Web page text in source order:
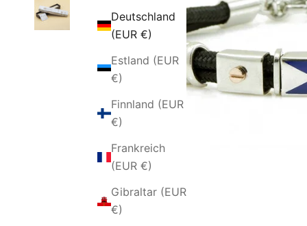
Deutschland
(EUR €)
Estland (EUR
€)
Finnland (EUR
€)
Frankreich
(EUR €)
Gibraltar (EUR
€)